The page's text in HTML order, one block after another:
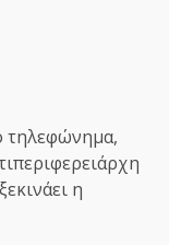
τηλεφώνημα,
η